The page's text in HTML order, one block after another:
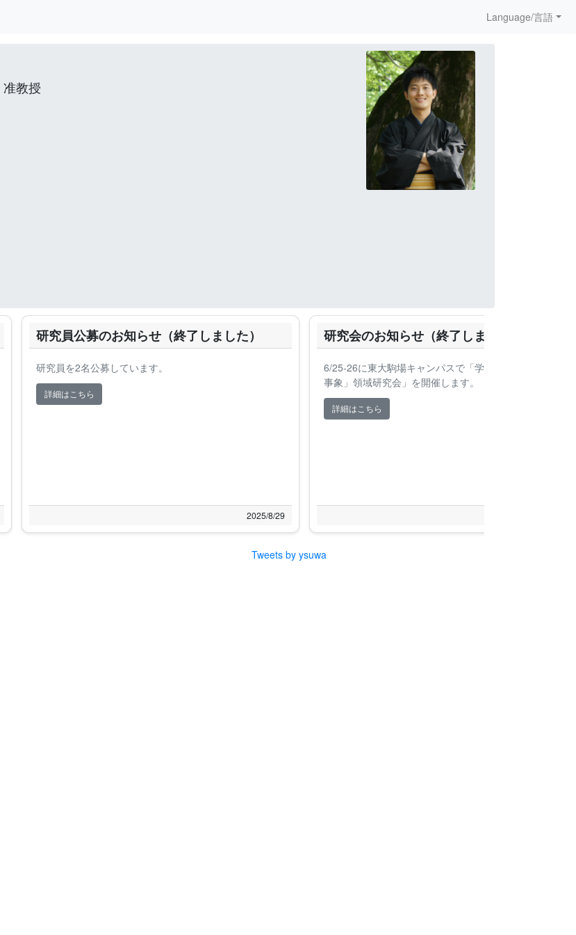
Language/言語
准教授
研究員公募のお知らせ（終了しました）
研究員を2名公募しています。
詳細はこちら
2025/8/29
研究会のお知らせ（終了しました）
6/25-26に東大駒場キャンパスで「学術変革領域「地下稀
事象」領域研究会」を開催します。
詳細はこちら
Tweets by ysuwa